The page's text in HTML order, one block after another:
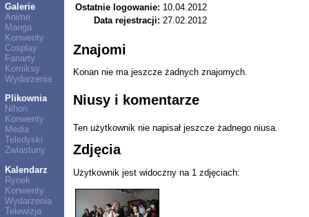
Galerie
Anime
Manga
Konwenty
Cosplay
Fanarty
Komiksy
Wydarzenia
Plikownia
Nihon
Konwenty
Media
Teledyski
Zwiastuny
Kalendarz
Rynek
Konwenty
Wydarzenia
Telewizja
Ostatnie logowanie: 10.04.2012
Data rejestracji: 27.02.2012
Znajomi
Konan nie ma jeszcze żadnych znajomych.
Niusy i komentarze
Ten użytkownik nie napisał jeszcze żadnego niusa.
Zdjęcia
Użytkownik jest widoczny na 1 zdjęciach: